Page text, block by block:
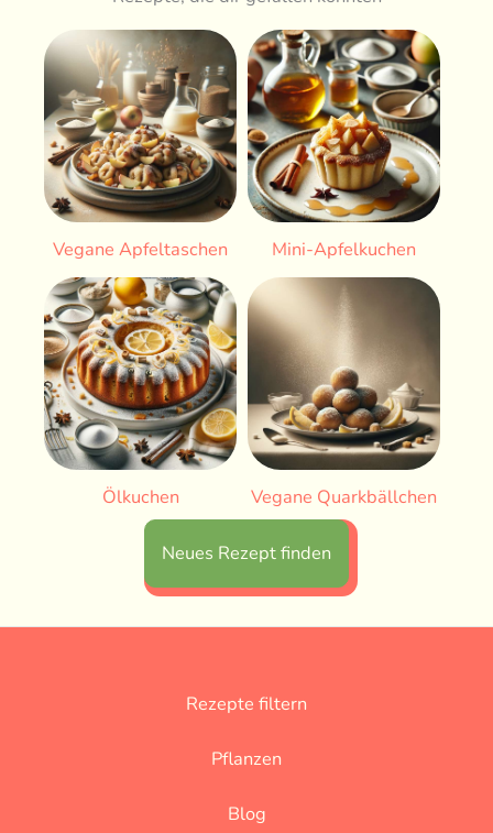
Vegane Apfeltaschen Mini-Apfelkuchen
Ölkuchen Vegane Quarkbällchen
Neues Rezept finden
Rezepte filtern
Pflanzen
Blog